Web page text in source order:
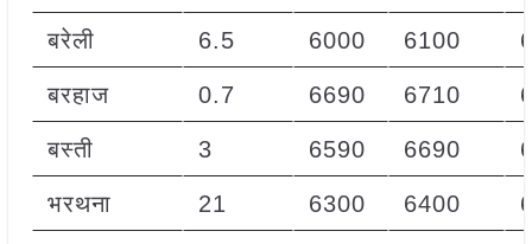
बरेली 6.5 6000 6100
बरहाज 0.7 6690 6710
बस्ती 3 6590 6690
भरथना 21 6300 6400